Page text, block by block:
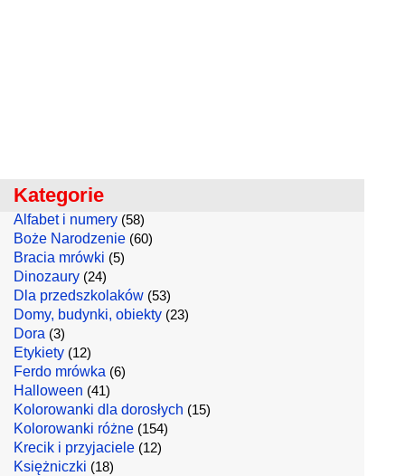
Kategorie
Alfabet i numery (58)
Boże Narodzenie (60)
Bracia mrówki (5)
Dinozaury (24)
Dla przedszkolaków (53)
Domy, budynki, obiekty (23)
Dora (3)
Etykiety (12)
Ferdo mrówka (6)
Halloween (41)
Kolorowanki dla dorosłych (15)
Kolorowanki różne (154)
Krecik i przyjaciele (12)
Księżniczki (18)